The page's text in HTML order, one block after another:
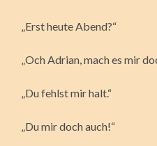
„Erst heute Abend?“
„Och Adrian, mach es mir
„Du fehlst mir halt.“
„Du mir doch auch!“